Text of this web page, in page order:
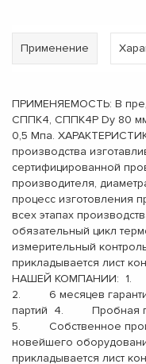
Применение
ПРИМЕНЯЕМОСТЬ: В
СППК4, СППК4Р Dу 80
0,5 Мпа.
производства
сертифицированной
производителя,
процесс изготовления
всех этапах
обязательный цикл
измерительный
прикладывается лист
НАШЕЙ КОМПАНИИ: 1.
2. 6 месяцев
партий 4. Пробная
5. Собственное
новейшего
прикладывается лист